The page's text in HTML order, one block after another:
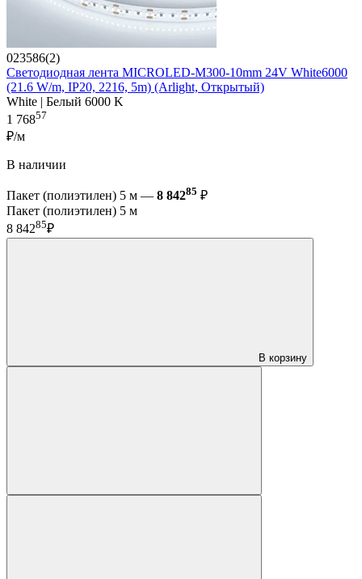
023586(2)
Светодиодная лента MICROLED-M300-10mm 24V White6000
(21.6 W/m, IP20, 2216, 5m) (Arlight, Открытый)
White | Белый 6000 K
1 76857
₽/м
В наличии
Пакет (полиэтилен) 5 м — 8 84285 ₽
Пакет (полиэтилен) 5 м
8 84285₽
В корзину